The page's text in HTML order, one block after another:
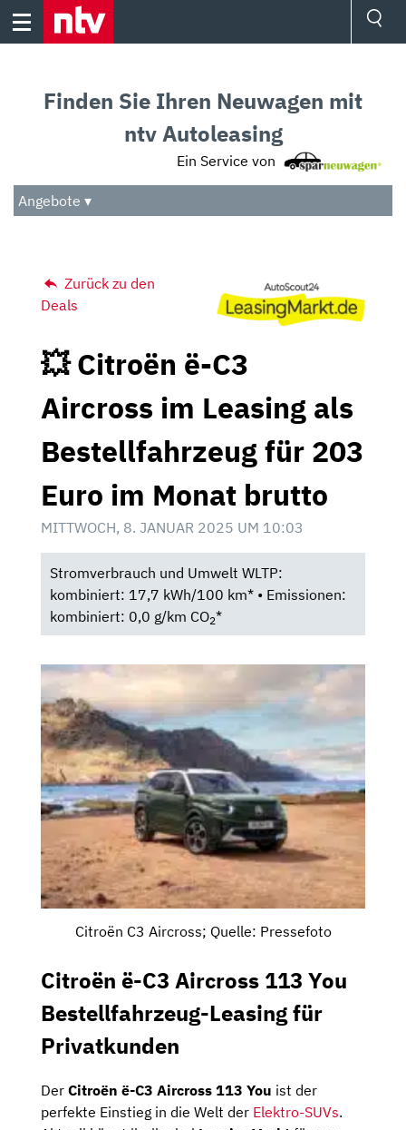
Skip
Audio
Das Beste
Finden Sie Ihren Neuwagen mit
ntv Autoleasing
Ein Service von
Angebote ▾
Zurück zu den
Deals
💥 Citroën ë-C3
Aircross im Leasing als
Bestellfahrzeug für 203
Euro im Monat brutto
MITTWOCH, 8. JANUAR 2025 UM 10:03
Stromverbrauch und Umwelt WLTP:
kombiniert: 17,7 kWh/100 km* • Emissionen:
kombiniert: 0,0 g/km CO2*
Citroën C3 Aircross; Quelle: Pressefoto
Citroën ë-C3 Aircross 113 You
Bestellfahrzeug-Leasing für
Privatkunden
Der Citroën ë-C3 Aircross 113 You ist der
perfekte Einstieg in die Welt der Elektro-SUVs.